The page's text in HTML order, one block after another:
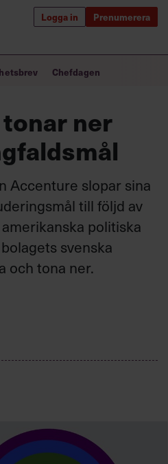
Logga in Prenumerera
världen
ledare
Chefdagen
ner
Accenture slopar sina
till följd av
politiska
svenska
och tona ner.